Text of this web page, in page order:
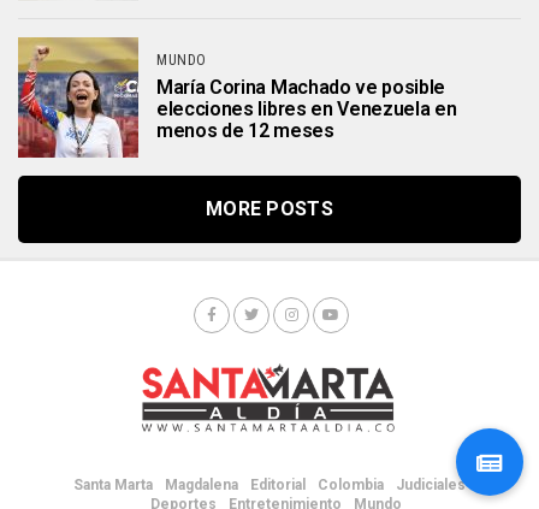
MUNDO
María Corina Machado ve posible
elecciones libres en Venezuela en
menos de 12 meses
MORE POSTS
Santa Marta Magdalena Editorial Colombia
Judiciales
Deportes
Entretenimiento Mundo